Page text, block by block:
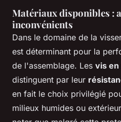
Matériaux disponibles :
inconvénients
Dans le domaine de la
est déterminant pour la
de l'assemblage. Les vis en
distinguent par leur
en fait le choix privilégié
milieux humides ou